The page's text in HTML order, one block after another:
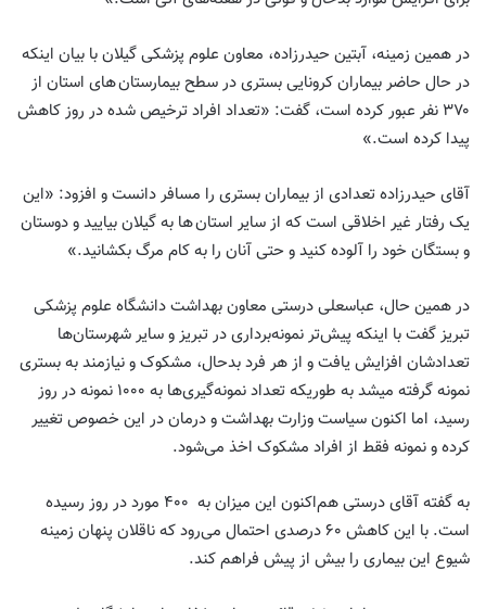
در همین زمینه، آبتین حیدرزاده، معاون علوم پزشکی گیلان با بیان اینکه
در حال حاضر بیماران کرونایی بستری در سطح بیمارستان های استان از
۳۷۰ نفر عبور کرده است، گفت: «تعداد افراد ترخیص شده در روز کاهش
پیدا کرده است.»
آقای حیدرزاده تعدادی از بیماران بستری را مسافر دانست و افزود: «این
یک رفتار غیر اخلاقی است که از سایر استان ها به گیلان بیایید و دوستان
و بستگان خود را آلوده کنید و حتی آنان را به کام مرگ بکشانید.»
در همین حال، عباسعلی درستی معاون بهداشت دانشگاه علوم پزشکی
تبریز گفت با اینکه پیش‌تر نمونه‌برداری در تبریز و سایر شهرستان‌ها
تعدادشان افزایش یافت و از هر فرد بدحال، مشکوک و نیازمند به بستری
نمونه گرفته میشد به طوریکه تعداد نمونه‌گیری‌ها به ۱۰۰۰ نمونه در روز
رسید، اما اکنون سیاست وزارت بهداشت و درمان در این خصوص تغییر
کرده و نمونه فقط از افراد مشکوک اخذ می‌شود.
به گفته آقای درستی هم‌اکنون این میزان به ۴۰۰ مورد در روز رسیده
است. با این کاهش ۶۰ درصدی احتمال می‌رود که ناقلان پنهان زمینه
شیوع این بیماری را بیش از پیش فراهم کند.